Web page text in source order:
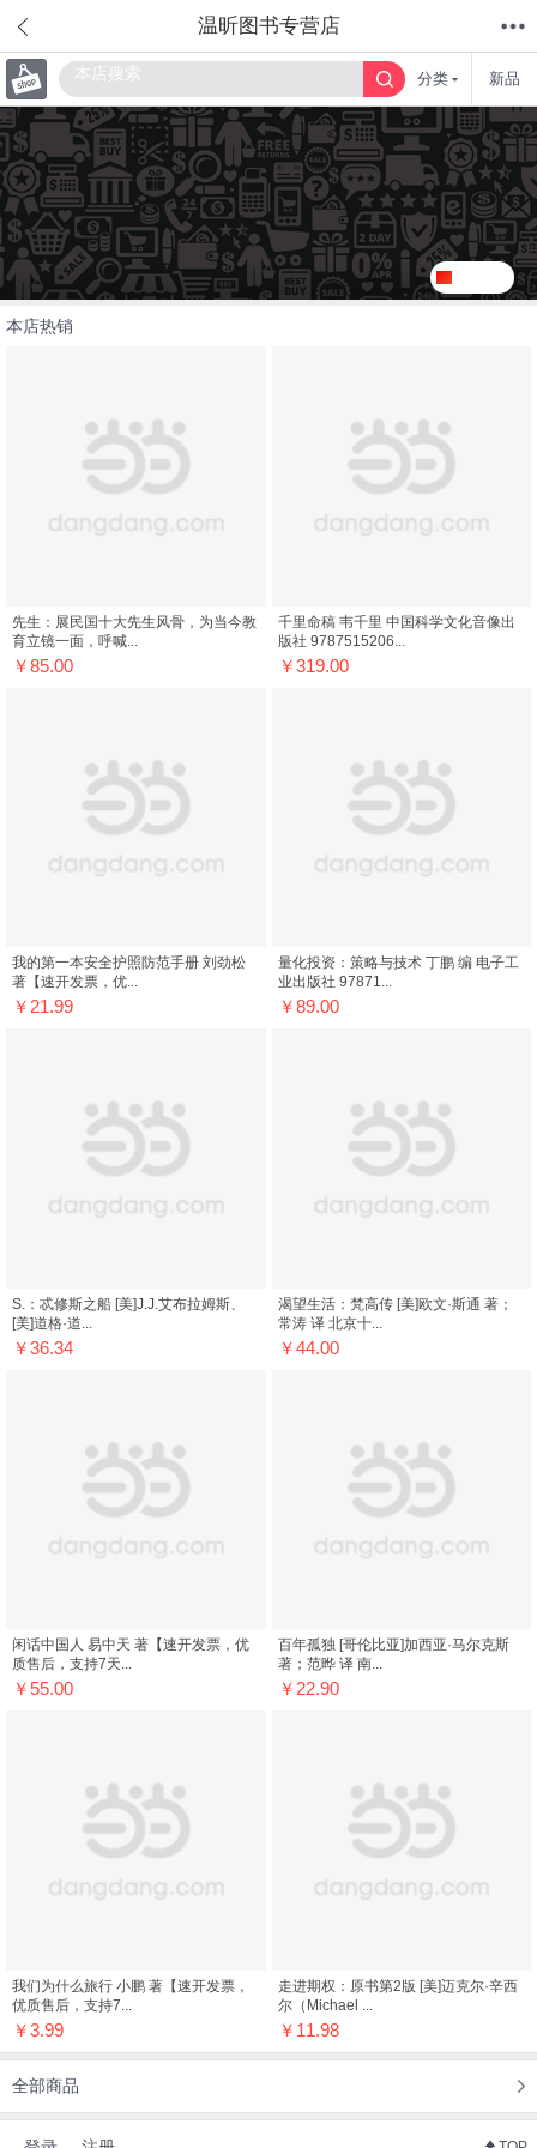
温昕图书专营店
首页 分类 值得买 购物车
分类 新品
本店热销
先生：展民国十大先生风骨，为当今教
育立镜一面，呼喊...
￥85.00
千里命稿 韦千里 中国科学文化音像出
版社 9787515206...
￥319.00
我的第一本安全护照防范手册 刘劲松
著【速开发票，优...
￥21.99
量化投资：策略与技术 丁鹏 编 电子工
业出版社 97871...
￥89.00
S.：忒修斯之船 [美]J.J.艾布拉姆斯、
[美]道格·道...
￥36.34
渴望生活：梵高传 [美]欧文·斯通 著；
常涛 译 北京十...
￥44.00
闲话中国人 易中天 著【速开发票，优
质售后，支持7天...
￥55.00
百年孤独 [哥伦比亚]加西亚·马尔克斯
著；范晔 译 南...
￥22.90
我们为什么旅行 小鹏 著【速开发票，
优质售后，支持7...
￥3.99
走进期权：原书第2版 [美]迈克尔·辛西
尔（Michael ...
￥11.98
全部商品